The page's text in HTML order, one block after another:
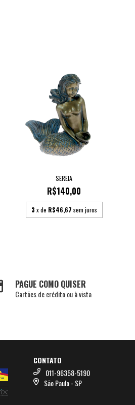
SEREIA
R$140,00
3 x de R$46,67 sem juros
PAGUE COMO QUISER
Cartões de crédito ou à vista
CONTATO
011-96358-5190
São Paulo - SP